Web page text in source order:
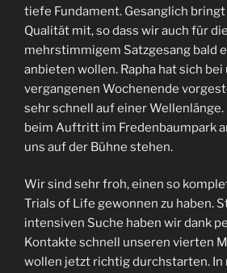
tiefe Fundament. Gesanglich
Qualität mit, so dass wir auch für
mehrstimmigem Satzgesang bald
anbieten wollen. Rapha hat sich bei
vergangenen Wochenende
sehr schnell auf einer
beim Auftritt im Fredenbaumpark
uns auf der Bühne stehen.
Wir sind sehr froh, einen so
Trials of Life gewonnen zu haben.
intensiven Suche haben wir dank
Kontakte schnell unseren vierten
wollen jetzt richtig durchstarten. In